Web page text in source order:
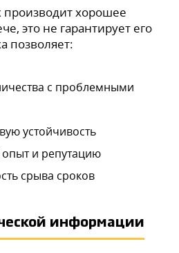
хорошее
это не гарантирует его
позволяет:
с проблемными
устойчивость
и репутацию
срыва сроков
информации